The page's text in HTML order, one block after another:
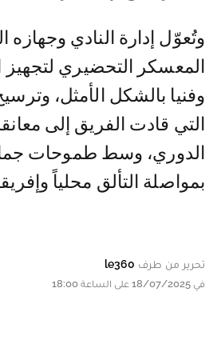
وتُعوّل إدارة النادي وجهازه
المعسكر التحضيري لتجهيز
وفنيا بالشكل الأمثل،
التي قادت الفريق إلى
الدوري، وسط طموحات
بمواصلة التألق محلياً
تحرير من طرف le360
في 18/07/2025 على الساعة 18:00